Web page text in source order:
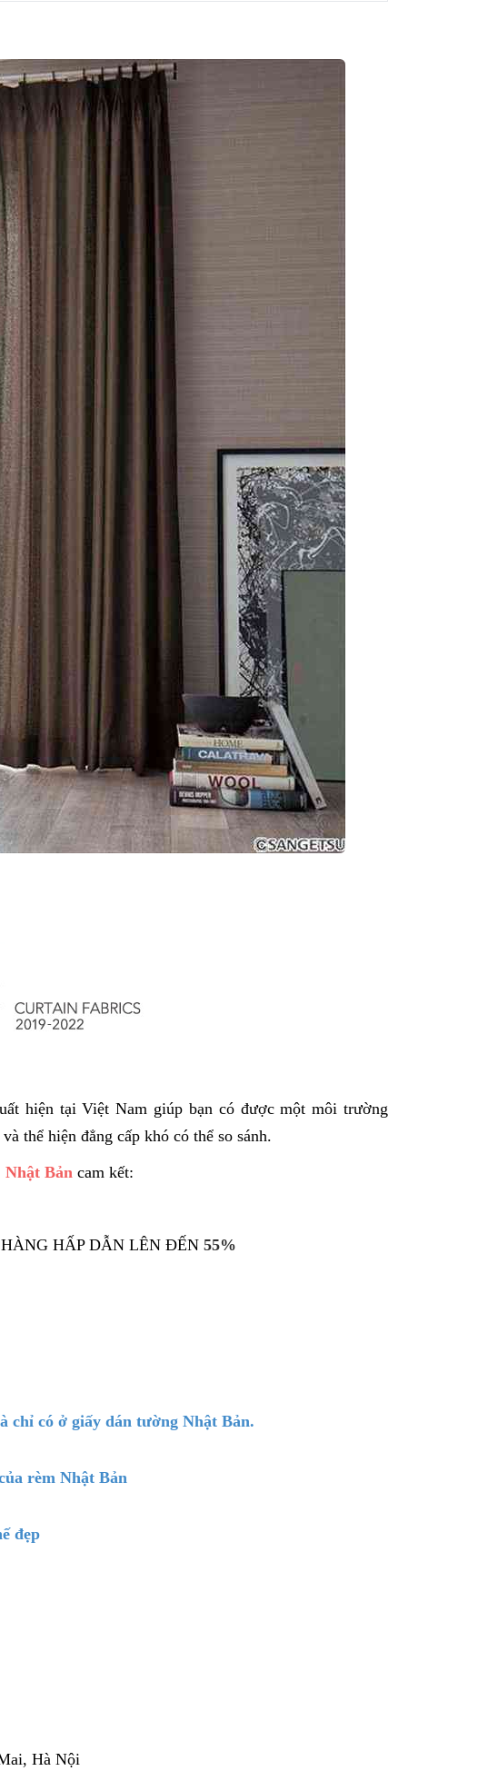
hiện tại Việt Nam giúp bạn có được một môi trường
thể hiện đẳng cấp khó có thể so sánh.
Nhật Bản cam kết:
HẤP DẪN LÊN ĐẾN 55%
chỉ có ở giấy dán tường Nhật Bản.
rèm Nhật Bản
đẹp
Hà Nội